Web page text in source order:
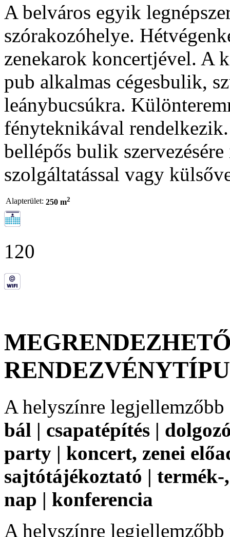
A belváros egyik
szórakozóhelye.
zenekarok koncertjével. A
pub alkalmas cégesbulik,
leánybucsúkra.
fényteknikával
bellépős bulik
szolgáltatással vagy
Alapterület: 250 m2
120
A helyszínre
bál | csapatépítés |
party | koncert, zenei
sajtótájékoztató | termék-
nap | konferencia
A helyszínre